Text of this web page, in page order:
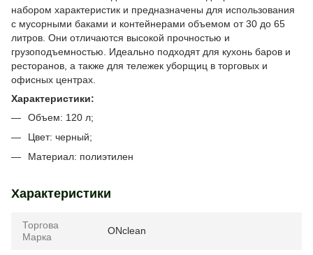
набором характеристик и предназначены для использования
с мусорными баками и контейнерами объемом от 30 до 65
литров. Они отличаются высокой прочностью и
грузоподъемностью. Идеально подходят для кухонь баров и
ресторанов, а также для тележек уборщиц в торговых и
офисных центрах.
Характеристики:
Объем: 120 л;
Цвет: черный;
Материал: полиэтилен
Характеристики
Торгова
Марка
ONclean